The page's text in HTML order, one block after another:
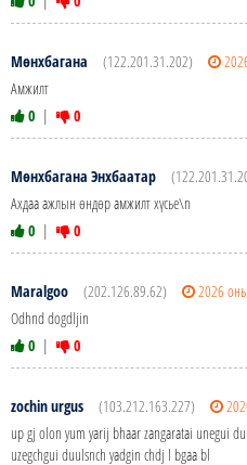
Мөнхбагана (122.201.31.202)
Амжилт
0 | 0
Мөнхбагана Энхбаатар
Ахдаа ажлын өндөр амжилт хүсье\n
0 | 0
Maralgoo (202.126.89.62)
2026
Odhnd dogdljin
0 | 0
zochin urgus (103.212.163.227)
up gj olon yum yarij bhaar zangaratai unegui
uzegchgui duulsnch yadgin chdj l bgaa bl